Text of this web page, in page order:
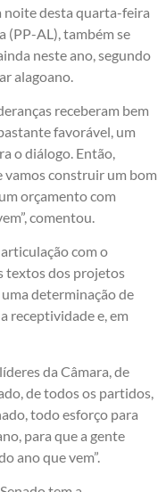
noite desta quarta-feira
(PP-AL), também se
neste ano, segundo
alagoano.
receberam bem
favorável, um
o diálogo. Então,
vamos construir um bom
orçamento com
comentou.
com o
textos dos projetos
determinação de
receptividade e, em
da Câmara, de
de todos os partidos,
todo esforço para
para que a gente
ano que vem”.